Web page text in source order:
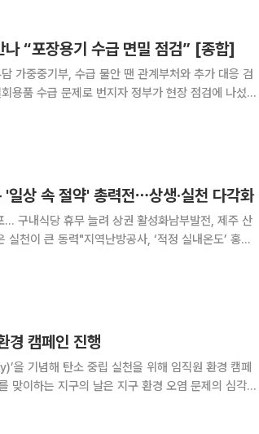
“포장용기 수급 면밀 점검” [종합]
가중중기부, 수급 불안 땐 관계부처와 추가 대응 검
일상 속 절약' 총력전⋯상생·실천 다각화
구내식당 휴무 늘려 상권 활성화남부발전, 제주 산
천이 큰 동력"지역난방공사, ‘적정 실내온도’ 홍보
국민 캠페인에 팔
경 캠페인 진행
을 기념해 탄소 중립 실천을 위해 임직원 환경 캠페
환